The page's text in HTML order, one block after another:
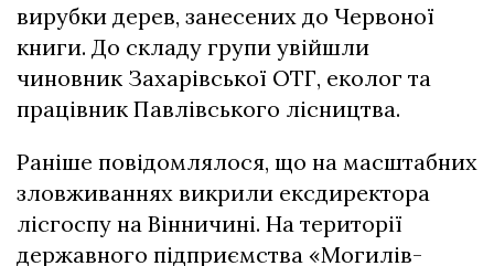
вирубки дерев, занесених до Червоної
книги. До складу групи увійшли
чиновник Захарівської ОТГ, еколог та
працівник Павлівського лісництва.
Раніше повідомлялося, що на масштабних
зловживаннях викрили ексдиректора
лісгоспу на Вінничині. На території
державного підприємства «Могилів-